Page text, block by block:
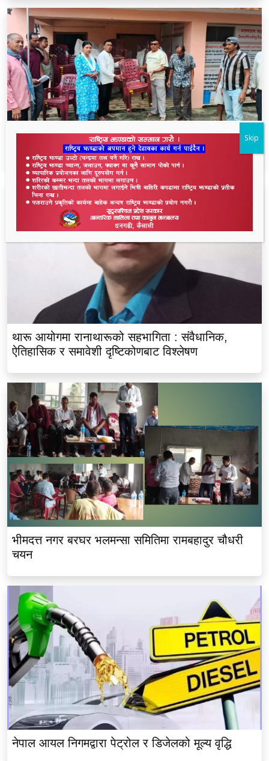
लालझाडीका सम्पूर्ण भलमन्सालाई सम्मानसहित कुर्सी
थारू आयोगमा रानाथारूको सहभागिता : संवैधानिक,
ऐतिहासिक र समावेशी दृष्टिकोणबाट विश्लेषण
भीमदत्त नगर बरघर भलमन्सा समितिमा रामबहादुर चौधरी
चयन
नेपाल आयल निगमद्वारा पेट्रोल र डिजेलको मूल्य वृद्धि
Skip